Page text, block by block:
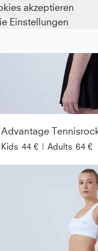
Kids 44 € | Adults 64 €
akzeptieren
Einstellungen